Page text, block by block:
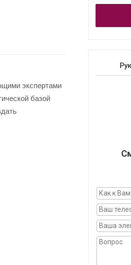
экспертами
базой